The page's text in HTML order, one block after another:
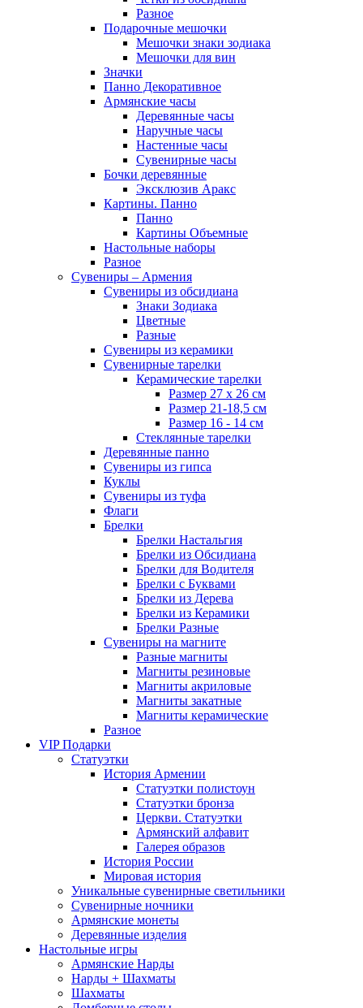
Разное
Подарочные мешочки
Мешочки знаки зодиака
Мешочки для вин
Значки
Панно Декоративное
Армянские часы
Деревянные часы
Наручные часы
Настенные часы
Сувенирные часы
Бочки деревянные
Эксклюзив Аракс
Картины. Панно
Панно
Картины Объемные
Настольные наборы
Разное
Сувениры – Армения
Сувениры из обсидиана
Знаки Зодиака
Цветные
Разные
Сувениры из керамики
Сувенирные тарелки
Керамические тарелки
Размер 27 х 26 см
Размер 21-18,5 см
Размер 16 - 14 см
Стеклянные тарелки
Деревянные панно
Сувениры из гипса
Куклы
Сувениры из туфа
Флаги
Брелки
Брелки Настальгия
Брелки из Обсидиана
Брелки для Водителя
Брелки с Буквами
Брелки из Дерева
Брелки из Керамики
Брелки Разные
Сувениры на магните
Разные магниты
Магниты резиновые
Магниты акриловые
Магниты закатные
Магниты керамические
Разное
VIP Подарки
Статуэтки
История Армении
Статуэтки полистоун
Статуэтки бронза
Церкви. Статуэтки
Армянский алфавит
Галерея образов
История России
Мировая история
Уникальные сувенирные светильники
Сувенирные ночники
Армянские монеты
Деревянные изделия
Настольные игры
Армянские Нарды
Нарды + Шахматы
Шахматы